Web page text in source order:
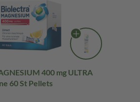
400 mg ULTRA
Direct Zitrone 60 St Pellets